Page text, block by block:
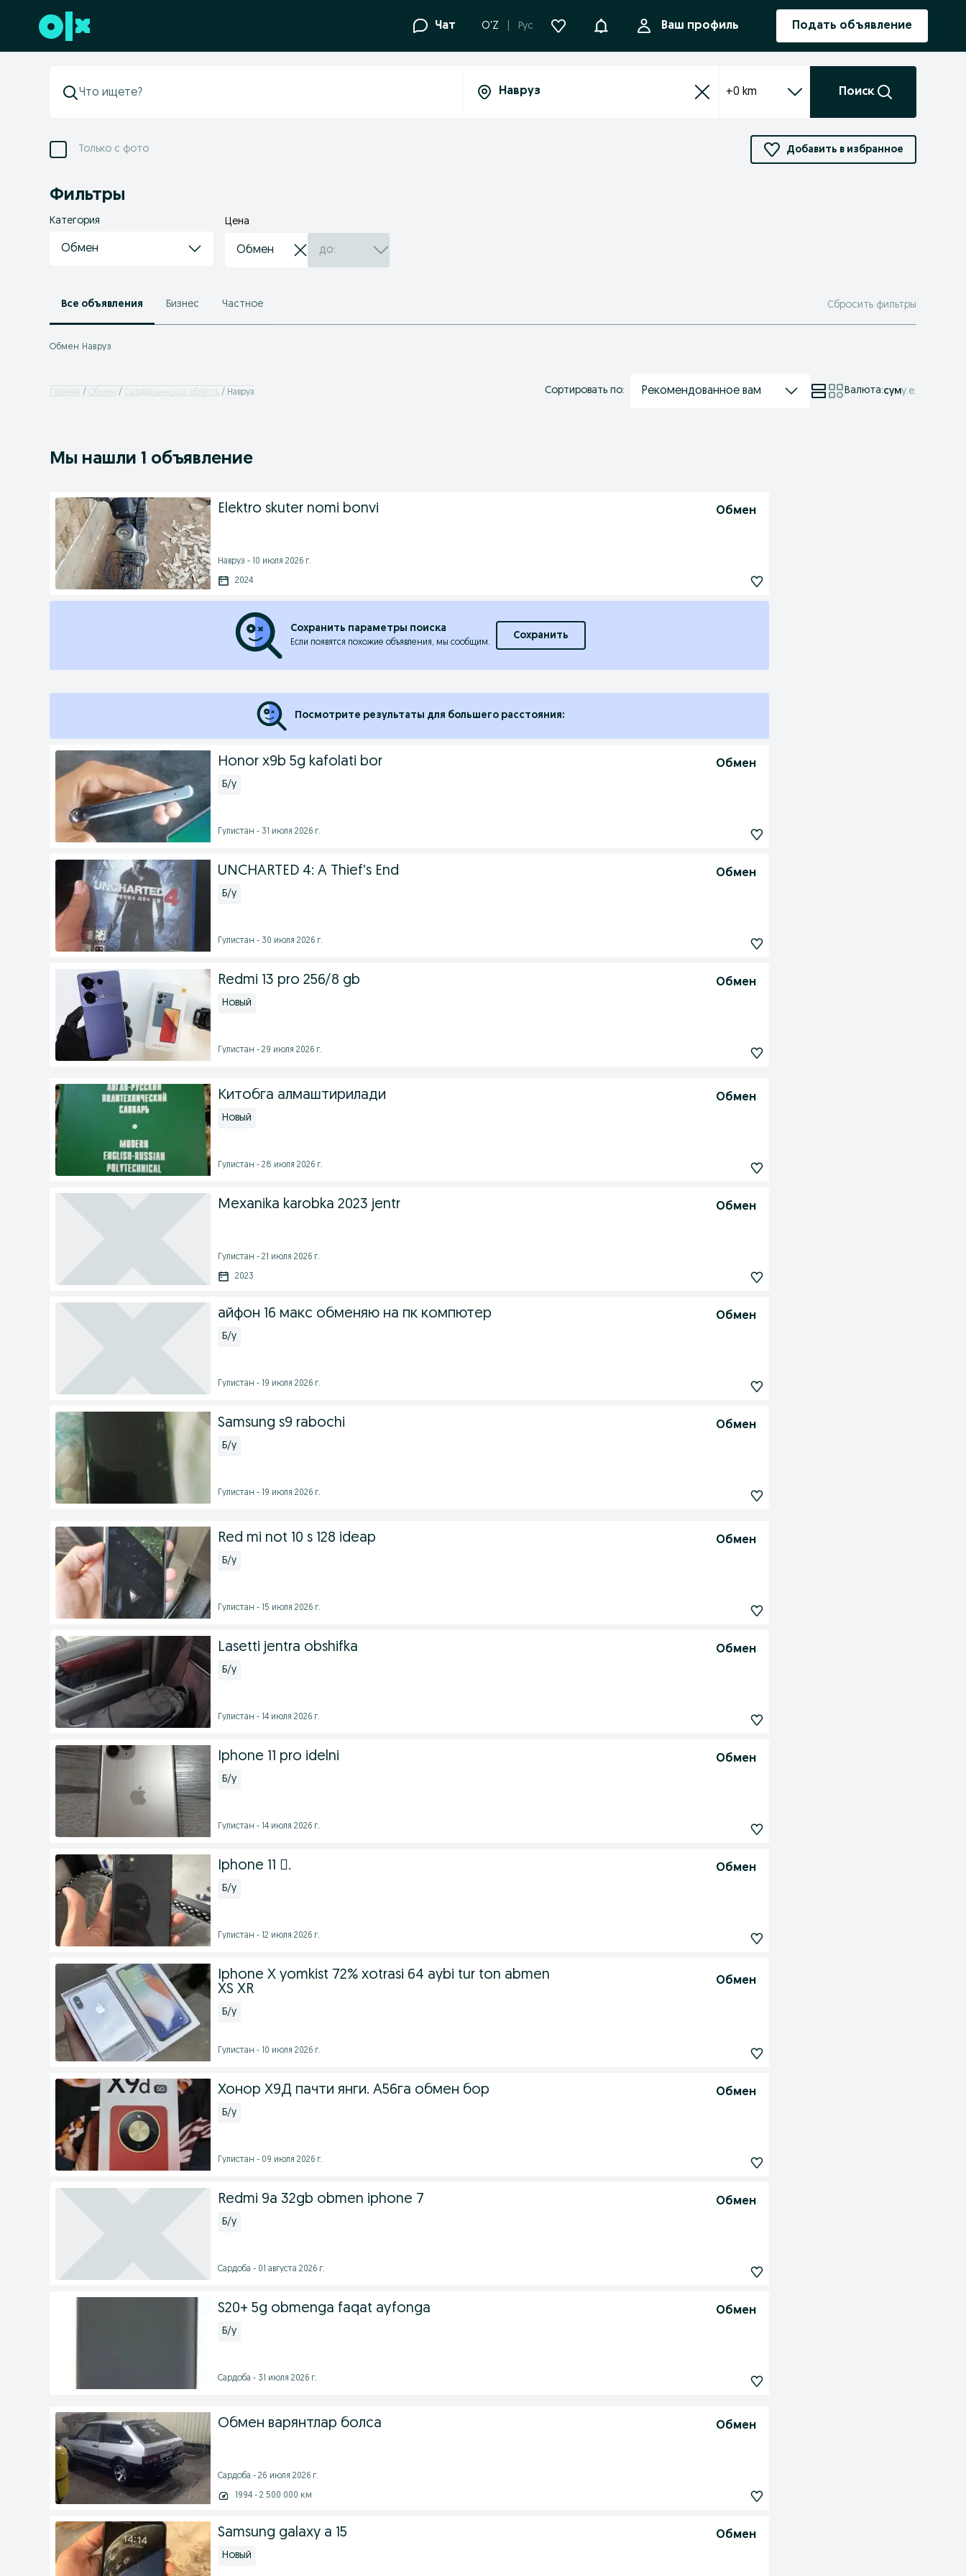
Перейти к нижнему колонтитулу Чат O'Z Рус УведомленияВаш профиль Подать объявление
+0 km Поиск
Только с фото Добавить в избранное
Фильтры
Категория
Обмен
Цена
Все объявления Бизнес Частное Сбросить фильтры
Обмен Навруз
Главная Обмен Сырдарьинская область Навруз Сортировать по: Рекомендованное вам Валюта:суму.е.
Мы нашли 1 объявление
Elektro skuter nomi bonvi Обмен
Навруз - 10 июля 2026 г.
2024
Сохранить параметры поиска
Если появятся похожие объявления, мы сообщим.
Сохранить
Посмотрите результаты для большего расстояния:
Honor x9b 5g kafolati bor Обмен
Б/у
Гулистан - 31 июля 2026 г.
UNCHARTED 4: A Thief's End Обмен
Б/у
Гулистан - 30 июля 2026 г.
Redmi 13 pro 256/8 gb Обмен
Новый
Гулистан - 29 июля 2026 г.
Китобга алмаштирилади Обмен
Новый
Гулистан - 28 июля 2026 г.
Mexanika karobka 2023 jentr Обмен
Гулистан - 21 июля 2026 г.
2023
айфон 16 макс обменяю на пк компютер Обмен
Б/у
Гулистан - 19 июля 2026 г.
Samsung s9 rabochi Обмен
Б/у
Гулистан - 19 июля 2026 г.
Red mi not 10 s 128 ideap Обмен
Б/у
Гулистан - 15 июля 2026 г.
Lasetti jentra obshifka Обмен
Б/у
Гулистан - 14 июля 2026 г.
Iphone 11 pro idelni Обмен
Б/у
Гулистан - 14 июля 2026 г.
Iphone 11 . Обмен
Б/у
Гулистан - 12 июля 2026 г.
Iphone X yomkist 72% xotrasi 64 aybi tur ton abmen
XS XR
Обмен
Б/у
Гулистан - 10 июля 2026 г.
Хонор Х9Д пачти янги. А56га обмен бор Обмен
Б/у
Гулистан - 09 июля 2026 г.
Redmi 9a 32gb obmen iphone 7 Обмен
Б/у
Сардоба - 01 августа 2026 г.
S20+ 5g obmenga faqat ayfonga Обмен
Б/у
Сардоба - 31 июля 2026 г.
Обмен варянтлар болса Обмен
Сардоба - 26 июля 2026 г.
1994 - 2 500 000 км
Samsung galaxy a 15 Обмен
Новый